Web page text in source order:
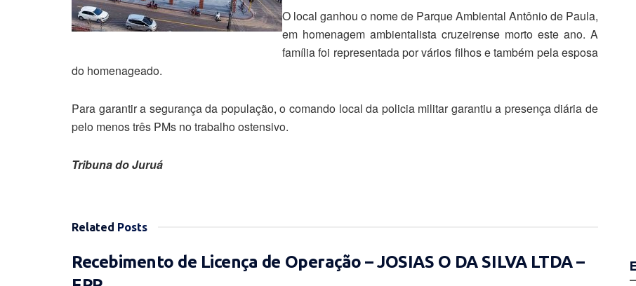
O local ganhou o nome de Parque Ambiental Antônio de Paula,
em homenagem ambientalista cruzeirense morto este ano. A
família foi representada por vários filhos e também pela esposa
do homenageado.
Para garantir a segurança da população, o comando local da policia militar garantiu a presença diária de
pelo menos três PMs no trabalho ostensivo.
Tribuna do Juruá
Related Posts
Recebimento de Licença de Operação – JOSIAS O DA SILVA LTDA –